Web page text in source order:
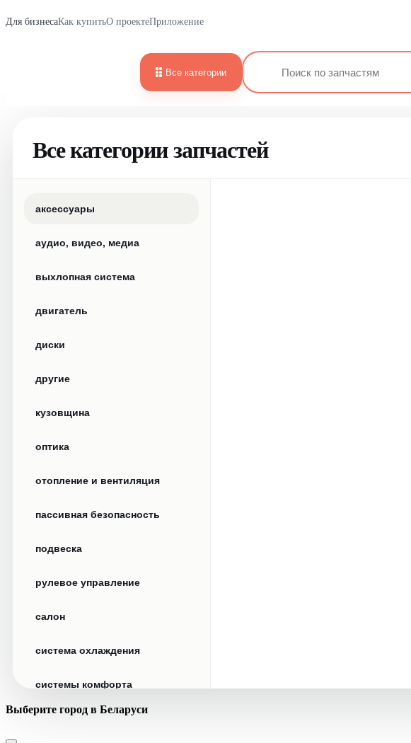
Для бизнесаКак купитьО проектеПриложение
Все категории
Все категории запчастей
аксессуары
аудио, видео, медиа
выхлопная система
двигатель
диски
другие
кузовщина
оптика
отопление и вентиляция
пассивная безопасность
подвеска
рулевое управление
салон
система охлаждения
системы комфорта
стекла
Выберите город в Беларуси